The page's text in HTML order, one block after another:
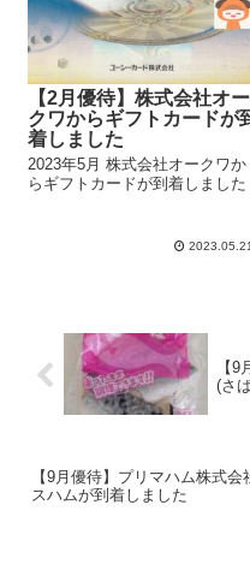
【2月優待】株式会社オー
クワからギフトカードが
着しました
2023年5月 株式会社オークワか
らギフトカードが到着しました
2023.05.21
【
(さ
【9月優待】プリマハム株式会
スハムが到着しました